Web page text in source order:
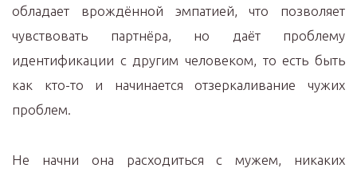
обладает врождённой эмпатией, что позволяет
чувствовать партнёра, но даёт проблему
идентификации с другим человеком, то есть быть
как кто-то и начинается отзеркаливание чужих
проблем.
Не начни она расходиться с мужем, никаких